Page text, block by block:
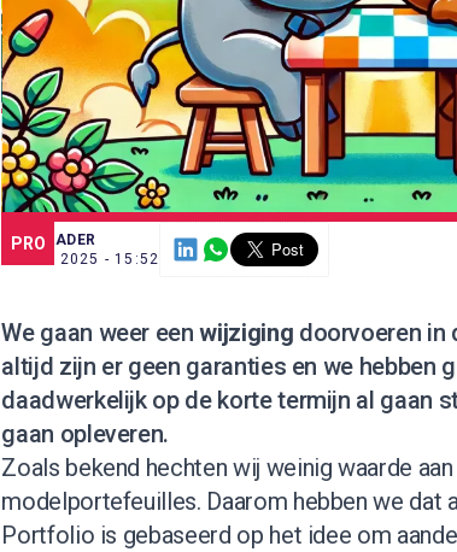
PRO
SCE TRADER
4 NOV. 2025 - 15:52
We gaan weer eenwijziging doorvoeren in
altijd zijn er geen garanties en we hebben
daadwerkelijk op de korte termijn al gaan
gaan opleveren.
Zoals bekend hechten wij weinig waarde
modelportefeuilles. Daarom hebben we dat
Portfolio is gebaseerd op het idee om